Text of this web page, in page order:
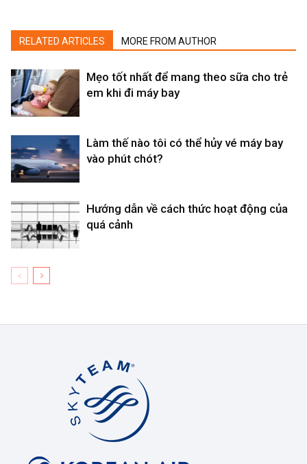
RELATED ARTICLES MORE FROM AUTHOR
Mẹo tốt nhất để mang theo sữa cho trẻ
em khi đi máy bay
Làm thế nào tôi có thể hủy vé máy bay
vào phút chót?
Hướng dẫn về cách thức hoạt động của
quá cảnh